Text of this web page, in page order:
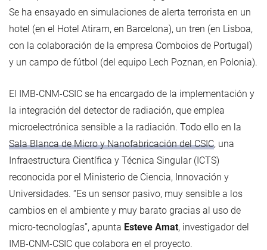
Se ha ensayado en simulaciones de alerta terrorista en un
hotel (en el Hotel Atiram, en Barcelona), un tren (en Lisboa,
con la colaboración de la empresa Comboios de Portugal)
y un campo de fútbol (del equipo Lech Poznan, en Polonia).
El IMB-CNM-CSIC se ha encargado de la implementación y
la integración del detector de radiación, que emplea
microelectrónica sensible a la radiación. Todo ello en la
Sala Blanca de Micro y Nanofabricación del CSIC, una
Infraestructura Científica y Técnica Singular (ICTS)
reconocida por el Ministerio de Ciencia, Innovación y
Universidades. “Es un sensor pasivo, muy sensible a los
cambios en el ambiente y muy barato gracias al uso de
micro-tecnologías”, apunta Esteve Amat, investigador del
IMB-CNM-CSIC que colabora en el proyecto.